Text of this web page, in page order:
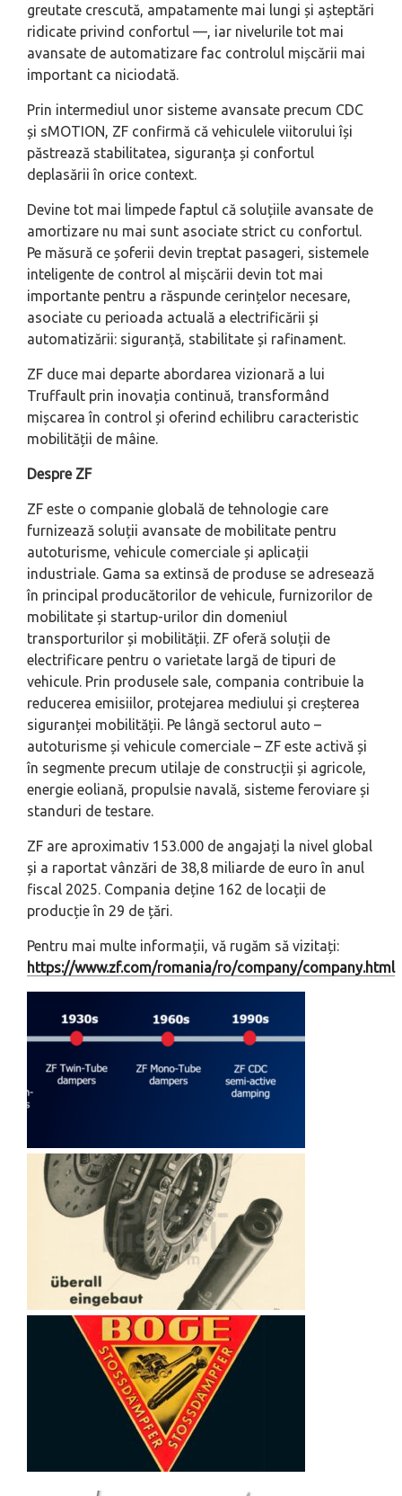
greutate crescută, ampatamente mai lungi și așteptări
ridicate privind confortul —, iar nivelurile tot mai
avansate de automatizare fac controlul mișcării mai
important ca niciodată.
Prin intermediul unor sisteme avansate precum CDC
și sMOTION, ZF confirmă că vehiculele viitorului își
păstrează stabilitatea, siguranța și confortul
deplasării în orice context.
Devine tot mai limpede faptul că soluțiile avansate de
amortizare nu mai sunt asociate strict cu confortul.
Pe măsură ce șoferii devin treptat pasageri, sistemele
inteligente de control al mișcării devin tot mai
importante pentru a răspunde cerințelor necesare,
asociate cu perioada actuală a electrificării și
automatizării: siguranță, stabilitate și rafinament.
ZF duce mai departe abordarea vizionară a lui
Truffault prin inovația continuă, transformând
mișcarea în control și oferind echilibru caracteristic
mobilității de mâine.
Despre ZF
ZF este o companie globală de tehnologie care
furnizează soluții avansate de mobilitate pentru
autoturisme, vehicule comerciale și aplicații
industriale. Gama sa extinsă de produse se adresează
în principal producătorilor de vehicule, furnizorilor de
mobilitate și startup-urilor din domeniul
transporturilor și mobilității. ZF oferă soluții de
electrificare pentru o varietate largă de tipuri de
vehicule. Prin produsele sale, compania contribuie la
reducerea emisiilor, protejarea mediului și creșterea
siguranței mobilității. Pe lângă sectorul auto –
autoturisme și vehicule comerciale – ZF este activă și
în segmente precum utilaje de construcții și agricole,
energie eoliană, propulsie navală, sisteme feroviare și
standuri de testare.
ZF are aproximativ 153.000 de angajați la nivel global
și a raportat vânzări de 38,8 miliarde de euro în anul
fiscal 2025. Compania deține 162 de locații de
producție în 29 de țări.
Pentru mai multe informații, vă rugăm să vizitați:
https://www.zf.com/romania/ro/company/company.html